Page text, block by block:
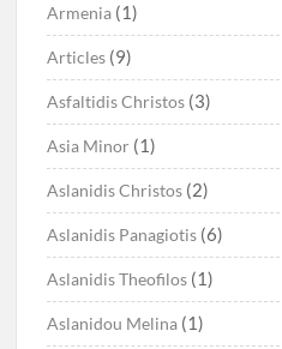
Armenia (1)
Articles (9)
Asfaltidis Christos (3)
Asia Minor (1)
Aslanidis Christos (2)
Aslanidis Panagiotis (6)
Aslanidis Theofilos (1)
Aslanidou Melina (1)